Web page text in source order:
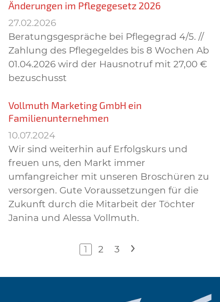
Änderungen im Pflegegesetz 2026
27.02.2026
Beratungsgespräche bei Pflegegrad 4/5. //
Zahlung des Pflegegeldes bis 8 Wochen Ab
01.04.2026 wird der Hausnotruf mit 27,00 €
bezuschusst
Vollmuth Marketing GmbH ein
Familienunternehmen
10.07.2024
Wir sind weiterhin auf Erfolgskurs und
freuen uns, den Markt immer
umfangreicher mit unseren Broschüren zu
versorgen. Gute Voraussetzungen für die
Zukunft durch die Mitarbeit der Töchter
Janina und Alessa Vollmuth.
1 2 3 >